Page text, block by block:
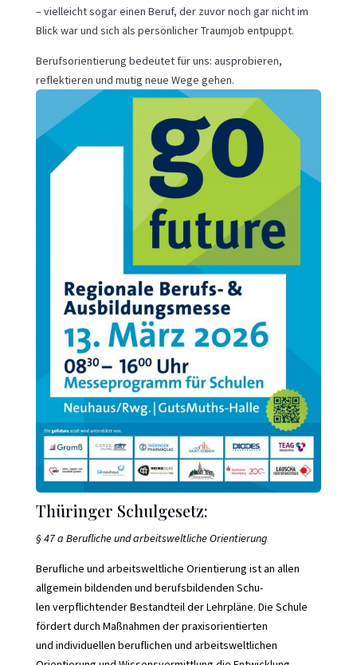
– vielleicht sogar einen Beruf, der zuvor noch gar nicht im
Blick war und sich als persönlicher Traumjob entpuppt.
Berufsorientierung bedeutet für uns: ausprobieren,
reflektieren und mutig neue Wege gehen.
Thüringer Schulgesetz:
§ 47 a Berufliche und arbeitsweltliche Orientierung
Berufliche und arbeitsweltliche Orientierung ist an allen
allgemein bildenden und berufsbildenden Schu-
len verpflichtender Bestandteil der Lehrpläne. Die Schule
fördert durch Maßnahmen der praxisorientierten
und individuellen beruflichen und arbeitsweltlichen